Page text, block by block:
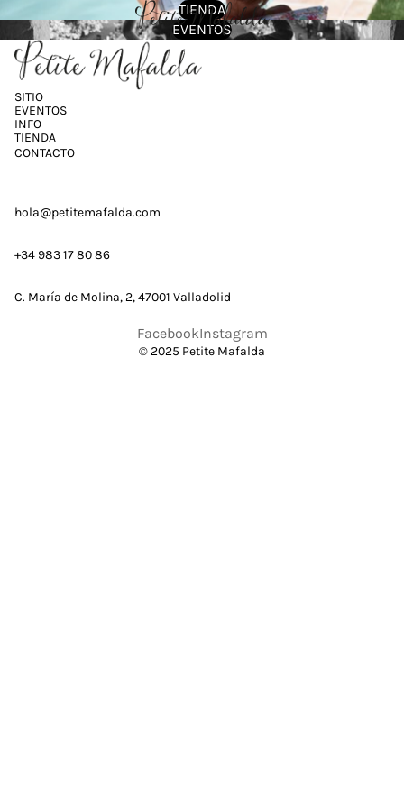
TIENDA
EVENTOS
SITIO
EVENTOS
INFO
TIENDA
CONTACTO
hola@petitemafalda.com
+34 983 17 80 86
C. María de Molina, 2, 47001 Valladolid
FacebookInstagram
© 2025 Petite Mafalda